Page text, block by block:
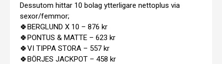
Dessutom hittar 10 bolag ytterligare nettoplus via
sexor/femmor;
🍀BERGLUND X 10 – 876 kr
🍀PONTUS & MATTE – 623 kr
🍀VI TIPPA STORA – 557 kr
🍀BÖRJES JACKPOT – 458 kr